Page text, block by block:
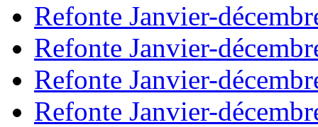
Refonte Janvier-
Refonte Janvier-
Refonte Janvier-
Refonte Janvier-